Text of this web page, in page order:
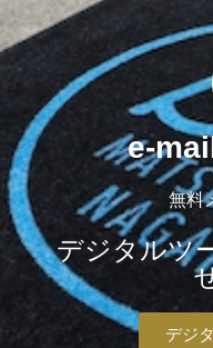
e-
無料
デジタルツ
デジ